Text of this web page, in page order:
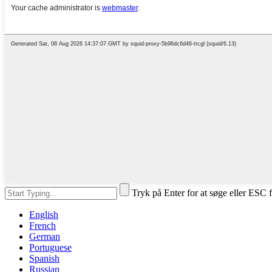
Tryk på Enter for at søge eller ESC
English
French
German
Portuguese
Spanish
Russian